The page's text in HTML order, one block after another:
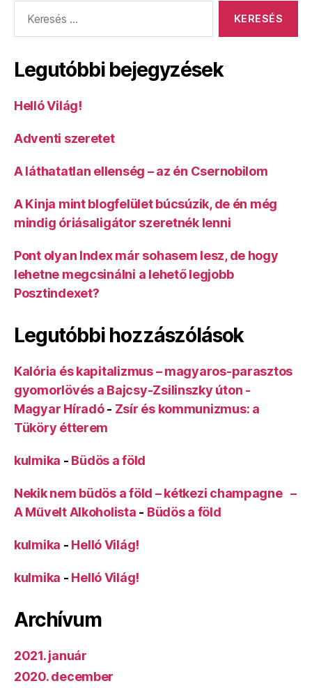
Legutóbbi bejegyzések
Helló Világ!
Adventi szeretet
A láthatatlan ellenség – az én Csernobilom
A Kinja mint blogfelület búcsúzik, de én még
mindig óriásaligátor szeretnék lenni
Pont olyan Index már sohasem lesz, de hogy
lehetne megcsinálni a lehető legjobb
Posztindexet?
Legutóbbi hozzászólások
Kalória és kapitalizmus – magyaros-parasztos
gyomorlövés a Bajcsy-Zsilinszky úton -
Magyar Híradó- Zsír és kommunizmus: a
Tüköry étterem
kulmika - Büdös a föld
Nekik nem büdös a föld – kétkezi champagne –
A Művelt Alkoholista - Büdös a föld
kulmika - Helló Világ!
kulmika - Helló Világ!
Archívum
2021. január
2020. december